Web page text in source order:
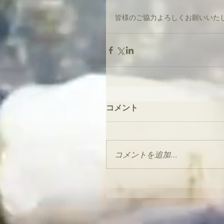
皆様のご協力よろしくお願いいた
コメント
コメントを追加…